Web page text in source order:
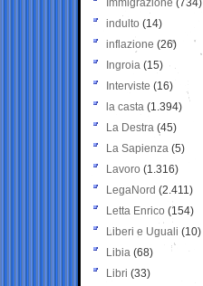
Immigrazione (734)
indulto (14)
inflazione (26)
Ingroia (15)
Interviste (16)
la casta (1.394)
La Destra (45)
La Sapienza (5)
Lavoro (1.316)
LegaNord (2.411)
Letta Enrico (154)
Liberi e Uguali (10)
Libia (68)
Libri (33)